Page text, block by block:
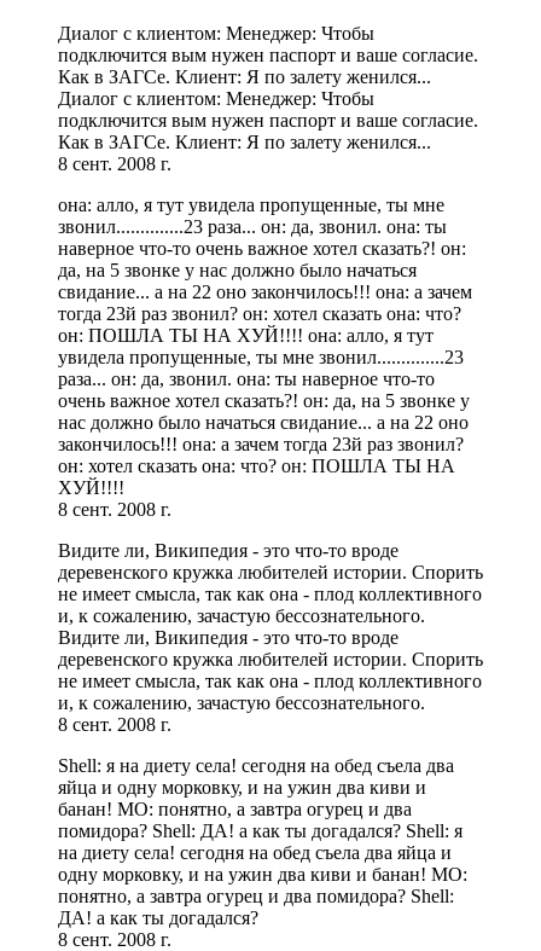
Диалог с клиентом: Менеджер: Чтобы
подключится вым нужен паспорт и ваше согласие.
Как в ЗАГСе. Клиент: Я по залету женился...
Диалог с клиентом: Менеджер: Чтобы
подключится вым нужен паспорт и ваше согласие.
Как в ЗАГСе. Клиент: Я по залету женился...
8 сент. 2008 г.
она: алло, я тут увидела пропущенные, ты мне
звонил..............23 раза... он: да, звонил. она: ты
наверное что-то очень важное хотел сказать?! он:
да, на 5 звонке у нас должно было начаться
свидание... а на 22 оно закончилось!!! она: а зачем
тогда 23й раз звонил? он: хотел сказать она: что?
он: ПОШЛА ТЫ НА ХУЙ!!!! она: алло, я тут
увидела пропущенные, ты мне звонил..............23
раза... он: да, звонил. она: ты наверное что-то
очень важное хотел сказать?! он: да, на 5 звонке у
нас должно было начаться свидание... а на 22 оно
закончилось!!! она: а зачем тогда 23й раз звонил?
он: хотел сказать она: что? он: ПОШЛА ТЫ НА
ХУЙ!!!!
8 сент. 2008 г.
Видите ли, Википедия - это что-то вроде
деревенского кружка любителей истории. Спорить
не имеет смысла, так как она - плод коллективного
и, к сожалению, зачастую бессознательного.
Видите ли, Википедия - это что-то вроде
деревенского кружка любителей истории. Спорить
не имеет смысла, так как она - плод коллективного
и, к сожалению, зачастую бессознательного.
8 сент. 2008 г.
Shell: я на диету села! сегодня на обед съела два
яйца и одну морковку, и на ужин два киви и
банан! MO: понятно, а завтра огурец и два
помидора? Shell: ДА! а как ты догадался? Shell: я
на диету села! сегодня на обед съела два яйца и
одну морковку, и на ужин два киви и банан! MO:
понятно, а завтра огурец и два помидора? Shell:
ДА! а как ты догадался?
8 сент. 2008 г.